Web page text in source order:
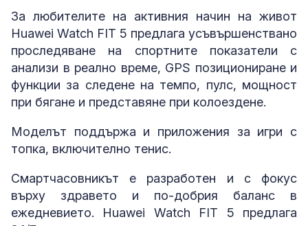
За любителите на активния начин на живот
Huawei Watch FIT 5 предлага усъвършенствано
проследяване на спортните показатели с
анализи в реално време, GPS позициониране и
функции за следене на темпо, пулс, мощност
при бягане и представяне при колоездене.
Моделът поддържа и приложения за игри с
топка, включително тенис.
Смартчасовникът е разработен и с фокус
върху здравето и по-добрия баланс в
ежедневието. Huawei Watch FIT 5 предлага